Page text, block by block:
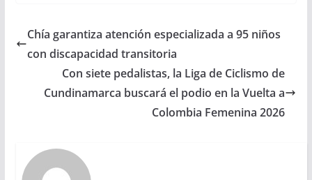
Chía garantiza atención especializada a 95 niños
con discapacidad transitoria
Con siete pedalistas, la Liga de Ciclismo de
Cundinamarca buscará el podio en la Vuelta a
Colombia Femenina 2026